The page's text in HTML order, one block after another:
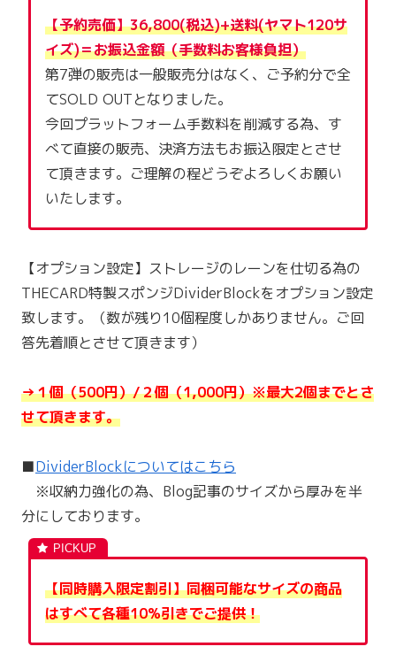
【予約売価】36,800(税込)+送料(ヤマト120サ
イズ)＝お振込金額（手数料お客様負担）
第7弾の販売は一般販売分はなく、ご予約分で全
てSOLD OUTとなりました。
今回プラットフォーム手数料を削減する為、す
べて直接の販売、決済方法もお振込限定とさせ
て頂きます。ご理解の程どうぞよろしくお願い
いたします。
【オプション設定】ストレージのレーンを仕切る為の
THECARD特製スポンジDividerBlockをオプション設定
致します。（数が残り10個程度しかありません。ご回
答先着順とさせて頂きます）
→１個（500円）/２個（1,000円）※最大2個までとさ
せて頂きます。
■DividerBlockについてはこちら
※収納力強化の為、Blog記事のサイズから厚みを半
分にしております。
【同時購入限定割引】同梱可能なサイズの商品
はすべて各種10%引きでご提供！